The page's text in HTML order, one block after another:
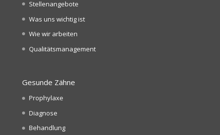
Stellenangebote
Was uns wichtig ist
Wie wir arbeiten
Qualitätsmanagement
Gesunde Zähne
Prophylaxe
Diagnose
Behandlung